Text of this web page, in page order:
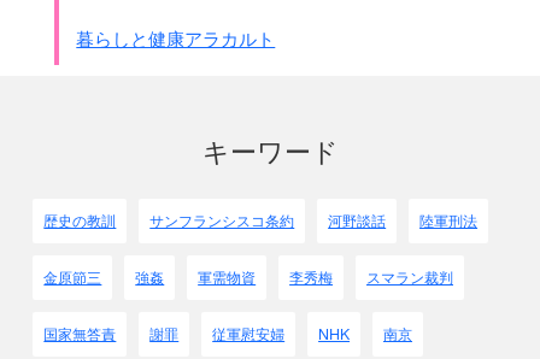
暮らしと健康アラカルト
キーワード
歴史の教訓 サンフランシスコ条約 河野談話 陸軍刑法
金原節三 強姦 軍需物資 李秀梅 スマラン裁判
国家無答責 謝罪 従軍慰安婦 NHK 南京